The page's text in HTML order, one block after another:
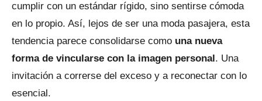
cumplir con un estándar rígido, sino sentirse cómoda
en lo propio. Así, lejos de ser una moda pasajera, esta
tendencia parece consolidarse como una nueva
forma de vincularse con la imagen personal. Una
invitación a correrse del exceso y a reconectar con lo
esencial.